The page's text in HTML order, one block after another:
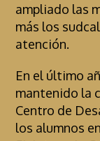
ampliado las
más los
atención.
En el último
mantenido la
Centro de
los alumnos